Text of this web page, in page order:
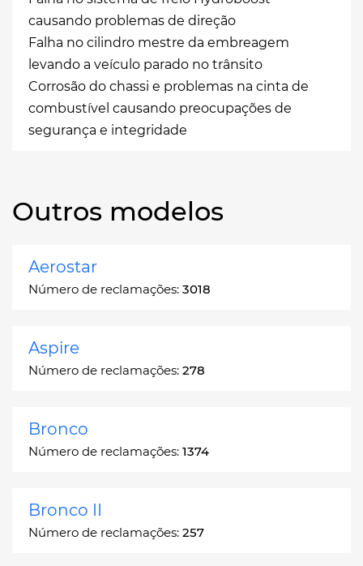
causando problemas de direção
Falha no cilindro mestre da embreagem
levando a veículo parado no trânsito
Corrosão do chassi e problemas na cinta de
combustível causando preocupações de
segurança e integridade
Outros modelos
Aerostar
Número de reclamações: 3018
Aspire
Número de reclamações: 278
Bronco
Número de reclamações: 1374
Bronco II
Número de reclamações: 257